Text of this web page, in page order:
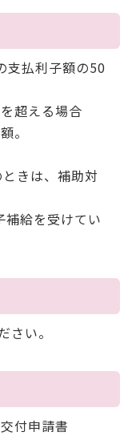
支払利子額の50
超える場合
。
きは、補助対
補給を受けてい
い。
付申請書